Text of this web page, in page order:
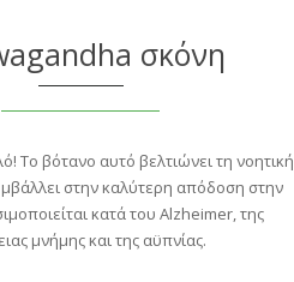
σκόνη
Το βότανο αυτό βελτιώνει τη νοητική
στην καλύτερη απόδοση στην
κατά του Alzheimer, της
μνήμης και της αϋπνίας.